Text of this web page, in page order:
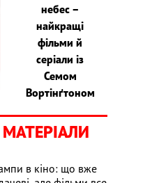
небес –
найкращі
фільми й
серіали із
Семом
Вортінґтоном
в кіно: що вже